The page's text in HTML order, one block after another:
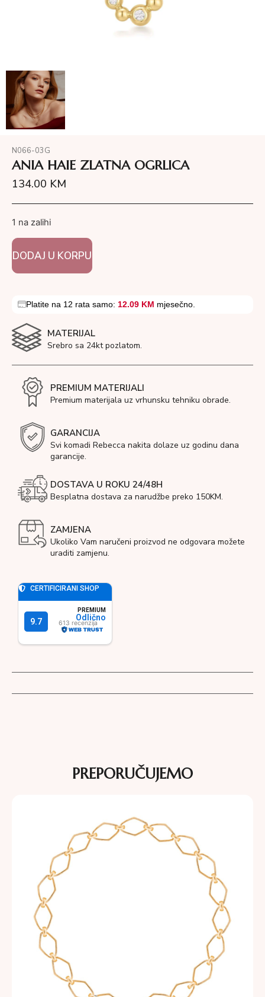
N066-03G
ANIA HAIE ZLATNA OGRLICA
134.00 KM
1 na zalihi
DODAJ U KORPU
Platite na 12 rata samo: 12.09 KM mjesečno.
MATERIJAL
Srebro sa 24kt pozlatom.
PREMIUM MATERIJALI
Premium materijala uz vrhunsku tehniku obrade.
GARANCIJA
Svi komadi Rebecca nakita dolaze uz godinu dana
garancije.
DOSTAVA U ROKU 24/48H
Besplatna dostava za narudžbe preko 150KM.
ZAMJENA
Ukoliko Vam naručeni proizvod ne odgovara možete
uraditi zamjenu.
PREPORUČUJEMO